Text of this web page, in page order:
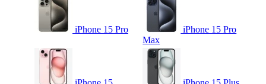
iPhone 15 Pro
iPhone 15 Pro
Max